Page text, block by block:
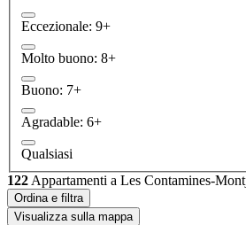
Eccezionale: 9+
Molto buono: 8+
Buono: 7+
Agradable: 6+
Qualsiasi
122 Appartamenti a Les Contamines-
Ordina e filtra
Visualizza sulla mappa